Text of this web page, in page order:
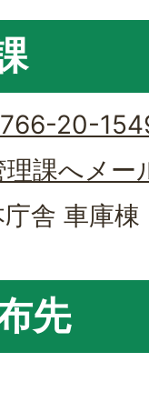
20-
理課へメー
舎 車庫棟
先